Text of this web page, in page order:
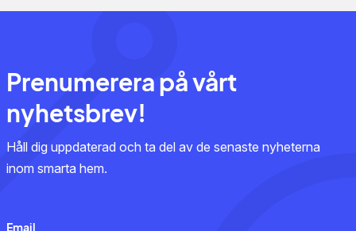
Prenumerera på vårt
nyhetsbrev!
Håll dig uppdaterad och ta del av de senaste nyheterna
inom smarta hem.
Email